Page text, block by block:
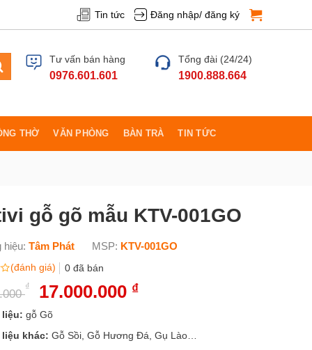
Tin tức Đăng nhập/ đăng ký
Tư vấn bán hàng
0976.601.601
Tổng đài (24/24)
1900.888.664
THỜ VĂN PHÒNG BÀN TRÀ TIN TỨC
gỗ gõ mẫu KTV-001GO
hiệu: Tâm Phát MSP: KTV-001GO
(đánh giá) 0đã bán
₫
Giá
gốc
là:
17.000.000 ₫Giá
17.000.000 ₫.
liệu:gỗ Gõ
liệu khác: Gỗ Sồi, Gỗ Hương Đá, Gụ Lào…